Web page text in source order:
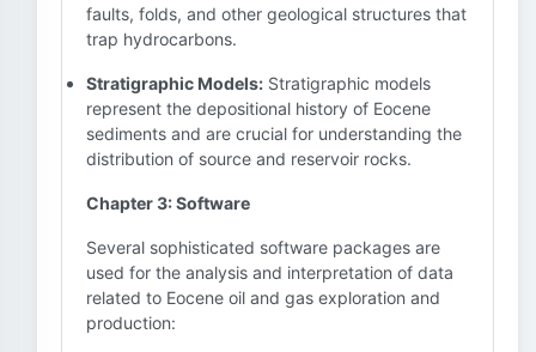
faults, folds, and other geological structures that
trap hydrocarbons.
Stratigraphic Models: Stratigraphic models
represent the depositional history of Eocene
sediments and are crucial for understanding the
distribution of source and reservoir rocks.
Chapter 3: Software
Several sophisticated software packages are
used for the analysis and interpretation of data
related to Eocene oil and gas exploration and
production: